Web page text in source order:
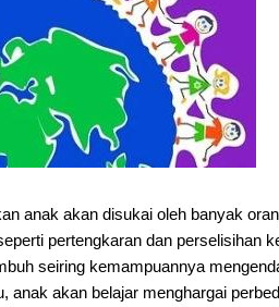
anak akan disukai oleh banyak
pertengkaran dan perselisihan
seiring kemampuannya
anak akan belajar menghargai